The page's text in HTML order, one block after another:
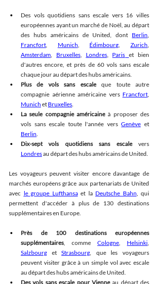
Des vols quotidiens sans escale vers 16 villes
européennes ayant un marché de Noël, au départ
des hubs américains de United, dont Berlin
Francfort, Munich, Édimbourg, Zurich
Amsterdam, Bruxelles, Londres, Paris et bien
d'autres encore, et près de 60 vols sans escale
chaque jour au départ des hubs américains.
Plus de vols sans escale que toute autre
compagnie aérienne américaine vers Francfort
Munich et Bruxelles.
La seule compagnie américaine à proposer des
vols sans escale toute l'année vers Genève
Berlin.
Dix-sept vols quotidiens sans escale
Londres au départ des hubs américains de United.
Les voyageurs peuvent visiter encore davantage de
marchés européens grâce aux partenariats de United
avec le groupe Lufthansa et la Deutsche Bahn, qui
permettent d'accéder à plus de 130 destinations
supplémentaires en Europe.
Près de 100 destinations européennes
supplémentaires, comme Cologne, Helsinki
Salzbourg et Strasbourg, que les voyageurs
peuvent visiter grâce à un simple vol avec escale
au départ des hubs américains de United.
Des vols sans escale pour Vienne au départ des